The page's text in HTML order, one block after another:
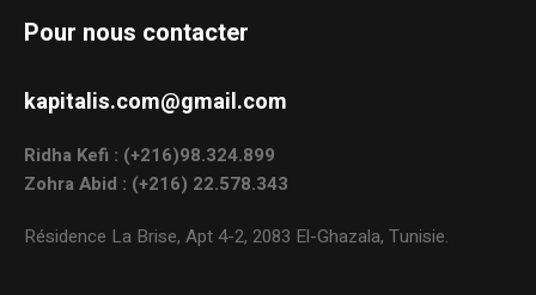
Pour nous contacter
kapitalis.com@gmail.com
Ridha Kefi : (+216)98.324.899
Zohra Abid : (+216) 22.578.343
Résidence La Brise, Apt 4-2, 2083 El-Ghazala, Tunisie.